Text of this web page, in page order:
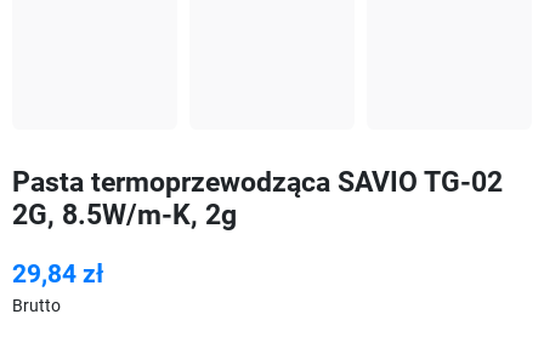
Pasta termoprzewodząca SAVIO TG-02
2G, 8.5W/m-K, 2g
29,84 zł
Brutto